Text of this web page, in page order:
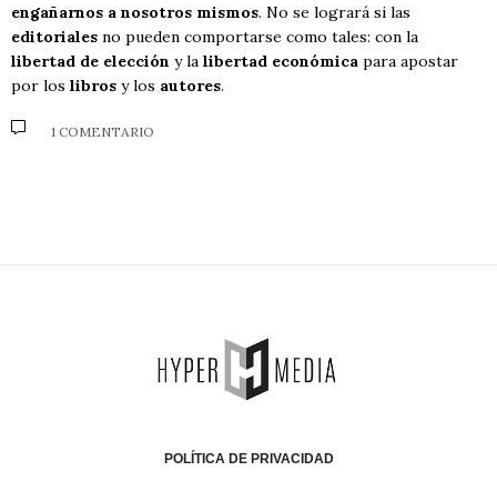
engañarnos a nosotros mismos. No se logrará si las
editoriales no pueden comportarse como tales: con la
libertad de elección y la libertad económica para apostar
por los libros y los autores.
1 COMENTARIO
POLÍTICA DE PRIVACIDAD